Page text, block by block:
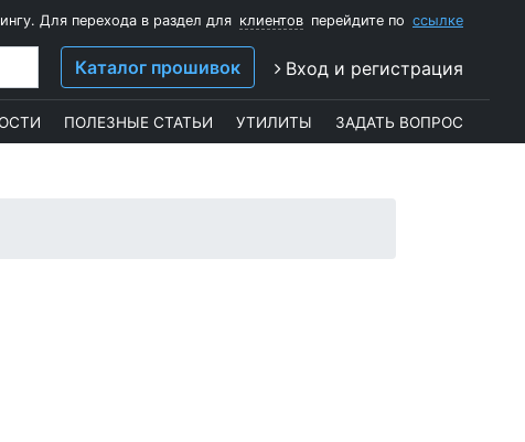
Для перехода в раздел для клиентов перейдите по ссылке
Каталог прошивок Вход и регистрация
ПОЛЕЗНЫЕ СТАТЬИ УТИЛИТЫ ЗАДАТЬ ВОПРОС